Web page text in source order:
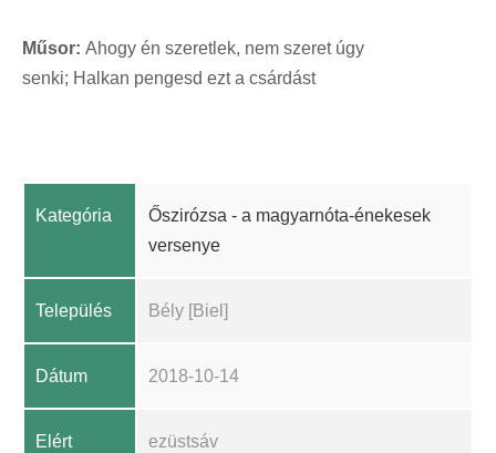
z
ó
Műsor: Ahogy én szeretlek, nem szeret úgy
senki; Halkan pengesd ezt a csárdást
Kategória
Őszirózsa - a magyarnóta-énekesek
versenye
Település Bély [Biel]
Dátum 2018-10-14
Elért
ezüstsáv